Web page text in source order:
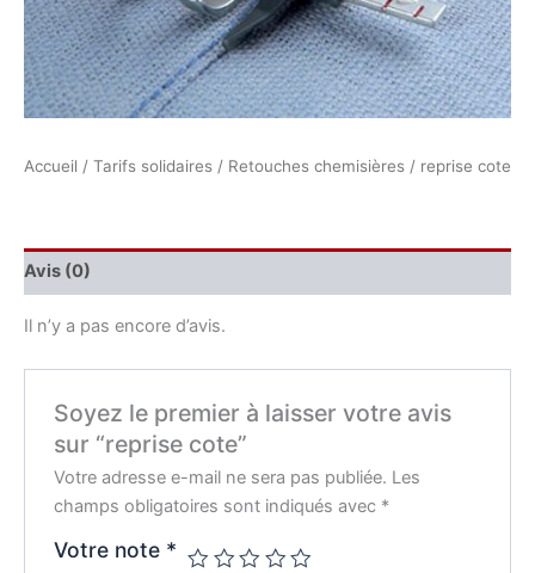
Accueil / Tarifs solidaires / Retouches chemisières / reprise cote
Avis (0)
Il n’y a pas encore d’avis.
Soyez le premier à laisser votre avis
sur “reprise cote”
Votre adresse e-mail ne sera pas publiée. Les
champs obligatoires sont indiqués avec *
Votre note *